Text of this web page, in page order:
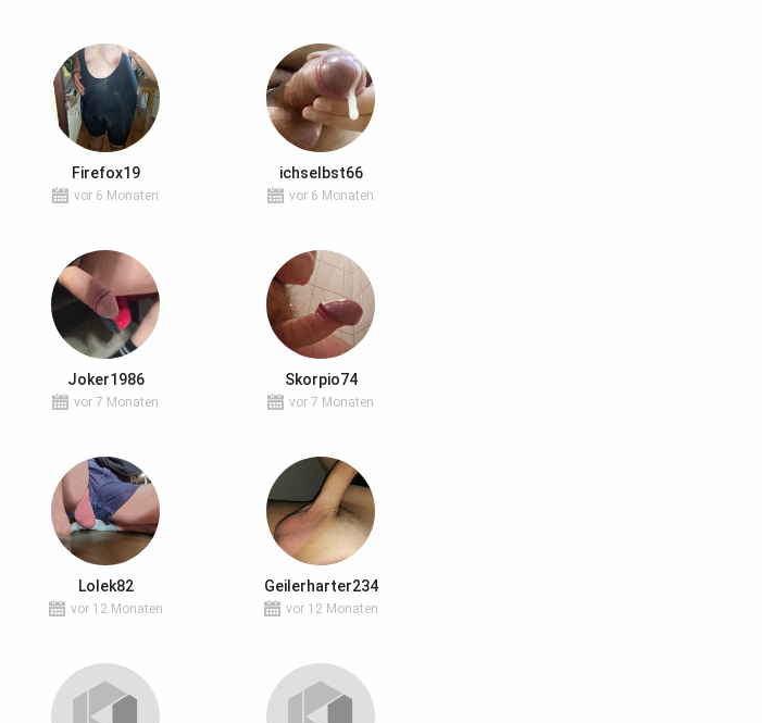
Firefox19
vor 6 Monaten
ichselbst66
vor 6 Monaten
Joker1986
vor 7 Monaten
Skorpio74
vor 7 Monaten
Lolek82
vor 12 Monaten
Geilerharter234
vor 12 Monaten